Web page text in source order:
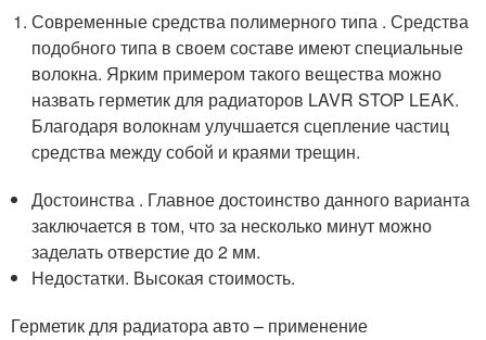
Современные средства полимерного типа . Средства
подобного типа в своем составе имеют специальные
волокна. Ярким примером такого вещества можно
назвать герметик для радиаторов LAVR STOP LEAK.
Благодаря волокнам улучшается сцепление частиц
средства между собой и краями трещин.
Достоинства . Главное достоинство данного варианта
заключается в том, что за несколько минут можно
заделать отверстие до 2 мм.
Недостатки. Высокая стоимость.
Герметик для радиатора авто – применение